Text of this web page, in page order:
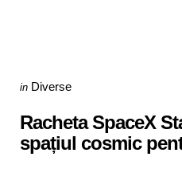
Categories
Posted
in Diverse
Racheta SpaceX
spațiul cosmic